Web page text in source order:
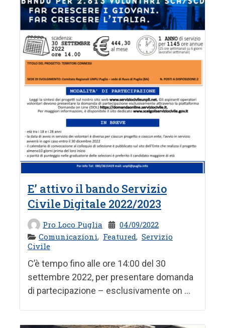
E’ attivo il bando Servizio
Civile Digitale 2022/2023
Pro Loco Puglia
04/09/2022
Comunicazioni, Featured, Servizio
Civile
C’è tempo fino alle ore 14:00 del 30
settembre 2022, per presentare domanda
di partecipazione – esclusivamente on ...